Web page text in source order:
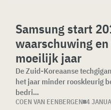
Samsung start
waarschuwing
moeilijk jaar
De Zuid-Koreaanse
het jaar minder rooskleurig
bedri...
COEN VAN EENBERGEN 4